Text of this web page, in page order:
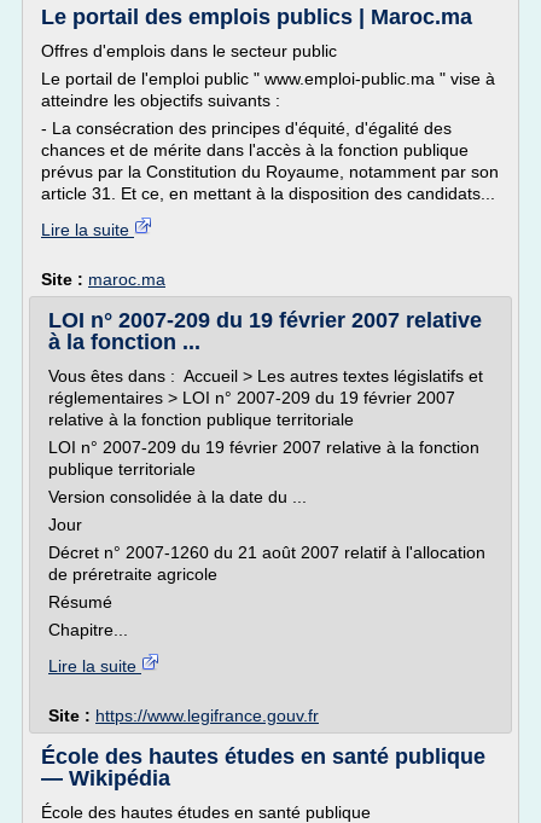
Le portail des emplois publics | Maroc.ma
Offres d'emplois dans le secteur public
Le portail de l'emploi public " www.emploi-public.ma " vise à
atteindre les objectifs suivants :
- La consécration des principes d'équité, d'égalité des
chances et de mérite dans l'accès à la fonction publique
prévus par la Constitution du Royaume, notamment par son
article 31. Et ce, en mettant à la disposition des candidats...
Lire la suite
Site : maroc.ma
LOI n° 2007-209 du 19 février 2007 relative
à la fonction ...
Vous êtes dans : Accueil > Les autres textes législatifs et
réglementaires > LOI n° 2007-209 du 19 février 2007
relative à la fonction publique territoriale
LOI n° 2007-209 du 19 février 2007 relative à la fonction
publique territoriale
Version consolidée à la date du ...
Jour
Décret n° 2007-1260 du 21 août 2007 relatif à l'allocation
de préretraite agricole
Résumé
Chapitre...
Lire la suite
Site : https://www.legifrance.gouv.fr
École des hautes études en santé publique
— Wikipédia
École des hautes études en santé publique